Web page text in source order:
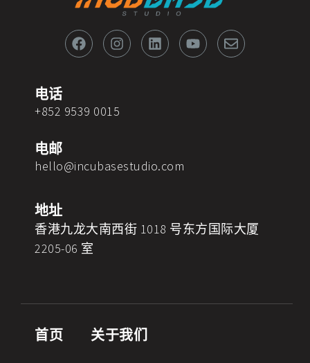
a
c
o
k
n
s
r
a
i
n
o
u
n
v
电话
+852 9539 0015
电邮
hello@incubasestudio.com
地址
香港九龙大南西街 1018 号东方国际大厦
2205-06 室
首页 关于我们